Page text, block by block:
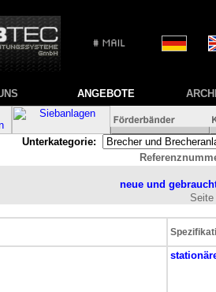
ANGEBOTE
Unterkategorie:
neue und